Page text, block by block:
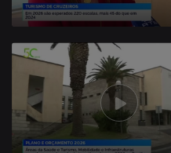
887524